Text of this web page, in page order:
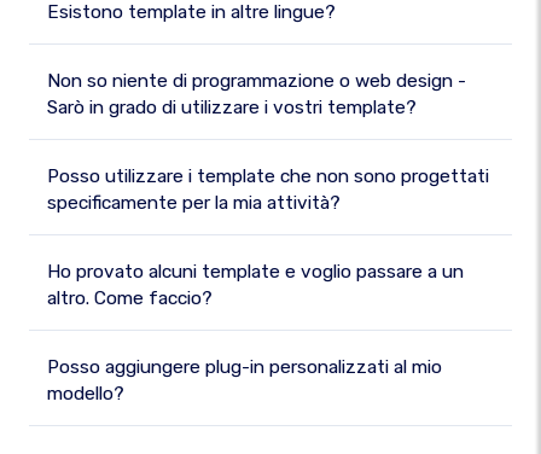
Esistono template in altre lingue?
Non so niente di programmazione o web design -
Sarò in grado di utilizzare i vostri template?
Posso utilizzare i template che non sono progettati
specificamente per la mia attività?
Ho provato alcuni template e voglio passare a un
altro. Come faccio?
Posso aggiungere plug-in personalizzati al mio
modello?